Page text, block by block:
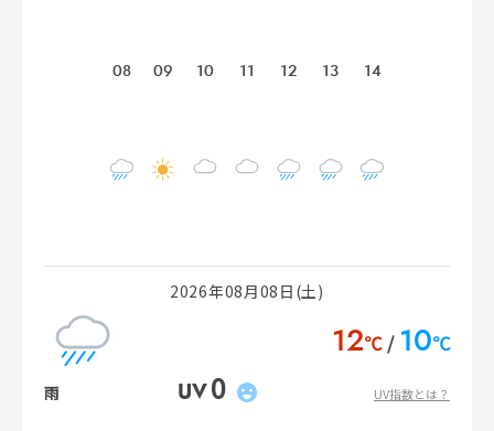
08 09 10 11 12 13 14
2026年08月08日(土)
12℃ 10℃
雨 UV0 UV指数とは？